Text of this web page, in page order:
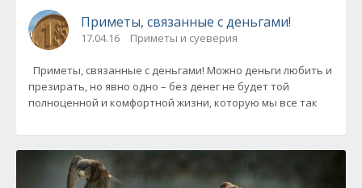
Приметы, связанные с деньгами!
17.04.16 Приметы и суеверия
Приметы, связанные с деньгами! Можно деньги любить и
презирать, но явно одно – без денег не будет той
полноценной и комфортной жизни, которую мы все так